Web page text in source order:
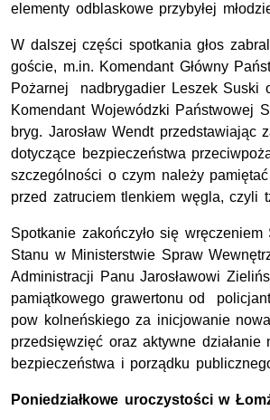
elementy odblaskowe przybyłej
W dalszej części spotkania głos
goście, m.in. Komendant Główny
Pożarnej nadbrygadier Leszek Suski
Komendant Wojewódzki Państwowej
bryg. Jarosław Wendt przedstawiając
dotyczące bezpieczeństwa
szczególności o czym należy
przed zatruciem tlenkiem węgla, czyli
Spotkanie zakończyło się wręczeniem
Stanu w Ministerstwie Spraw
Administracji Panu Jarosławowi
pamiątkowego grawertonu od
pow kolneńskiego za inicjowanie
przedsięwzięć oraz aktywne działanie
bezpieczeństwa i porządku
Poniedziałkowe uroczystości w